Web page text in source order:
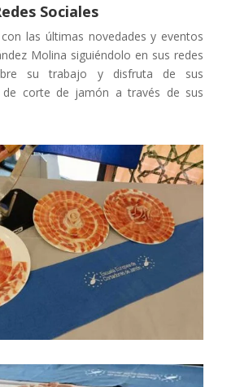
Sociales
las últimas novedades y eventos
Molina siguiéndolo en sus redes
su trabajo y disfruta de sus
de corte de jamón a través de sus